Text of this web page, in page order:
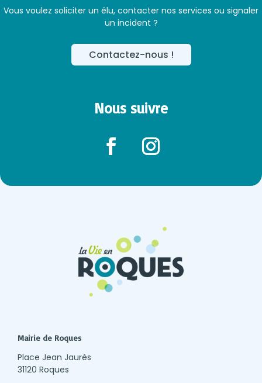
Vous voulez soliciter un élu, contacter nos services ou signaler
un incident ?
Contactez-nous !
Nous suivre
Mairie de Roques
Place Jean Jaurès
31120 Roques